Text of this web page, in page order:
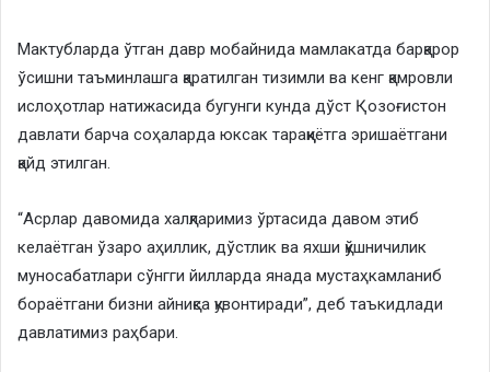
Мактубларда ўтган давр мобайнида мамлакатда барқарор
ўсишни таъминлашга қаратилган тизимли ва кенг қамровли
ислоҳотлар натижасида бугунги кунда дўст Қозоғистон
давлати барча соҳаларда юксак тараққиётга эришаётгани
қайд этилган.
“Асрлар давомида халқларимиз ўртасида давом этиб
келаётган ўзаро аҳиллик, дўстлик ва яхши қўшничилик
муносабатлари сўнгги йилларда янада мустаҳкамланиб
бораётгани бизни айниқса қувонтиради”, деб таъкидлади
давлатимиз раҳбари.